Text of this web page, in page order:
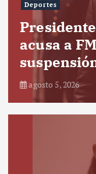
Deportes
acusa a
agosto 5, 2026